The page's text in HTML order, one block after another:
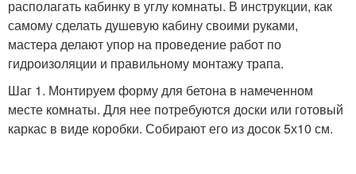
располагать кабинку в углу комнаты. В инструкции, как
самому сделать душевую кабину своими руками,
мастера делают упор на проведение работ по
гидроизоляции и правильному монтажу трапа.
Шаг 1. Монтируем форму для бетона в намеченном
месте комнаты. Для нее потребуются доски или готовый
каркас в виде коробки. Собирают его из досок 5х10 см.